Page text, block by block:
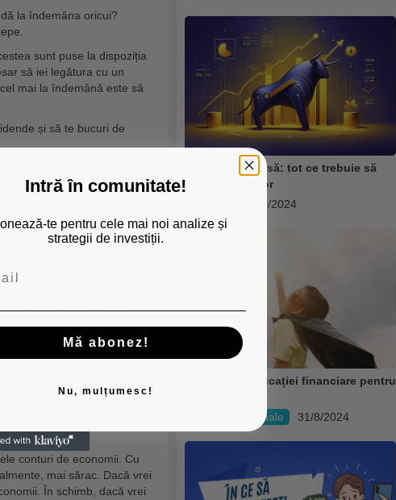
la îndemâna oricui?
sunt puse la dispoziția
să iei legătura cu un
mai la îndemână este să
și să te bucuri de
un venit pasiv din
profit (în anumite limite,
care să ne protejăm de
globale. Ideea pe care au
toate tranzacțiile pe
(guvern, stat, bănci).
sunt verificate și
De aceea, acest activ
aspecte ale vieții din ziua
conturi de economii. Cu
mai sărac. Dacă vrei
În schimb, dacă vrei
Investiții la bursă: tot ce trebuie să
știi ca începător
23/4/2024
Importanța educației financiare pentru
Finanțe Personale
31/8/2024
Intră în comunitate!
te pentru cele mai noi analize și
strategii de investiții.
Mă abonez!
Nu, mulțumesc!